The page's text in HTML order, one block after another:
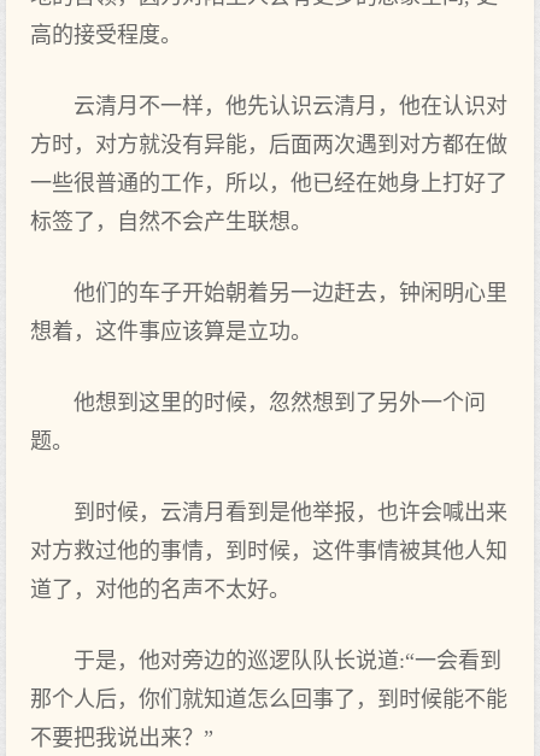
高的接受程度。
云清月不一样，他先认识云清月，他在认识对
方时，对方就没有异能，后面两次遇到对方都在做
一些很普通的工作，所以，他已经在她身上打好了
标签了，自然不会产生联想。
他们的车子开始朝着另一边赶去，钟闲明心里
想着，这件事应该算是立功。
他想到这里的时候，忽然想到了另外一个问
题。
到时候，云清月看到是他举报，也许会喊出来
对方救过他的事情，到时候，这件事情被其他人知
道了，对他的名声不太好。
于是，他对旁边的巡逻队队长说道:“一会看到
那个人后，你们就知道怎么回事了，到时候能不能
不要把我说出来？”